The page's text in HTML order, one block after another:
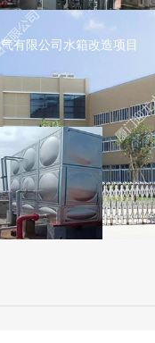
有限公司水箱改造项目